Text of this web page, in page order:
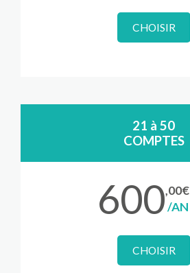
CHOISIR
21 à 50
COMPTES
600,00€
/AN
CHOISIR